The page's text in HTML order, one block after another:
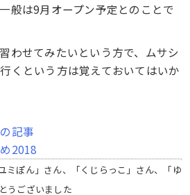
般は9月オープン予定とのことで
わせてみたいという方で、ムサシ
くという方は覚えておいてはいか
記事
2018
ミぽん」さん、「くじらっこ」さん、「ゆ
うございました